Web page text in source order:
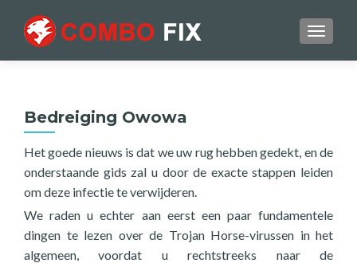
Bedreiging Owowa
Het goede nieuws is dat we uw rug hebben gedekt, en de
onderstaande gids zal u door de exacte stappen leiden
om deze infectie te verwijderen.
We raden u echter aan eerst een paar fundamentele
dingen te lezen over de Trojan Horse-virussen in het
algemeen, voordat u rechtstreeks naar de